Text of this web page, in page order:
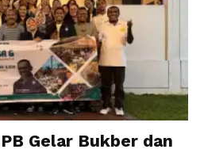
Gelar Bukber dan